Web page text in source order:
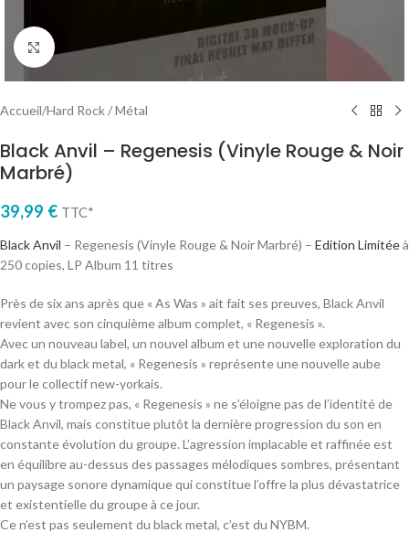
Cliquez pour agrandir
Accueil/Hard Rock / Métal
Black Anvil – Regenesis (Vinyle Rouge & Noir
Marbré)
39,99 € TTC*
Black Anvil – Regenesis (Vinyle Rouge & Noir Marbré) – Edition Limitéeà
250 copies, LP Album 11 titres
Près de six ans après que « As Was » ait fait ses preuves, Black Anvil
revient avec son cinquième album complet, « Regenesis ».
Avec un nouveau label, un nouvel album et une nouvelle exploration du
dark et du black metal, « Regenesis » représente une nouvelle aube
pour le collectif new-yorkais.
Ne vous y trompez pas, « Regenesis » ne s’éloigne pas de l’identité de
Black Anvil, mais constitue plutôt la dernière progression du son en
constante évolution du groupe. L’agression implacable et raffinée est
en équilibre au-dessus des passages mélodiques sombres, présentant
un paysage sonore dynamique qui constitue l’offre la plus dévastatrice
et existentielle du groupe à ce jour.
Ce n’est pas seulement du black metal, c’est du NYBM.